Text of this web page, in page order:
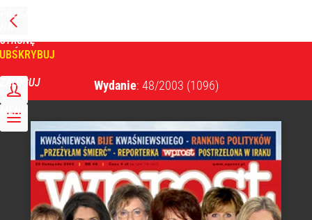
PRZEJDŹ
NA
STRONĘ
GŁÓWNĄ
ZALOGUJ
MENU
Wydanie: 48/2003 (1096)